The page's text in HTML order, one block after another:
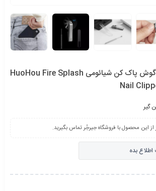
ست اصلاح ناخن و گوش پاک کن شیائومی HuoHou Fire Splash
Nail
گیر
این محصول با فروشگاه جیرجُر تماس بگیرید.
بده